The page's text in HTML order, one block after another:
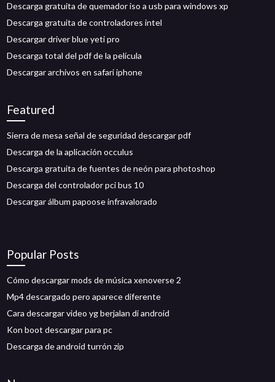
Descarga gratuita de quemador iso a usb para windows xp
Descarga gratuita de controladores intel
Descargar driver blue yeti pro
Descarga total del pdf de la película
Descargar archivos en safari iphone
Featured
Sierra de mesa señal de seguridad descargar pdf
Descarga de la aplicación occulus
Descarga gratuita de fuentes de neón para photoshop
Descarga del controlador pci bus 10
Descargar álbum papoose infravalorado
Popular Posts
Cómo descargar mods de música xenoverse 2
Mp4 descargado pero aparece diferente
Cara descargar video yg berjalan di android
Kon boot descargar para pc
Descarga de android turrón zip